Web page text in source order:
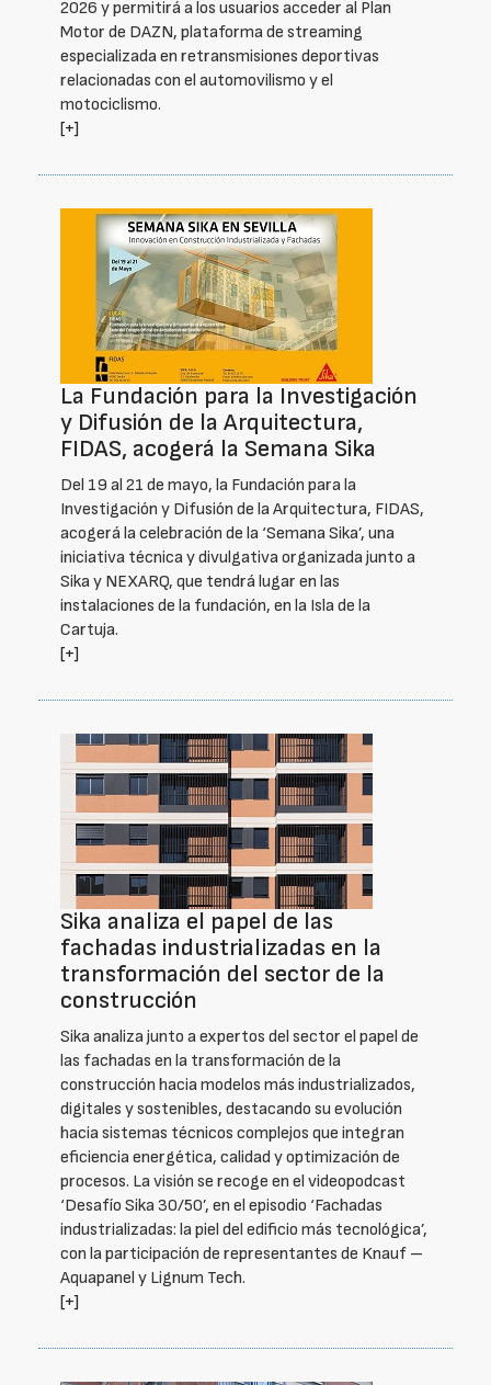
2026 y permitirá a los usuarios acceder al Plan
Motor de DAZN, plataforma de streaming
especializada en retransmisiones deportivas
relacionadas con el automovilismo y el
motociclismo.
[+]
La Fundación para la Investigación
y Difusión de la Arquitectura,
FIDAS, acogerá la Semana Sika
Del 19 al 21 de mayo, la Fundación para la
Investigación y Difusión de la Arquitectura, FIDAS,
acogerá la celebración de la ‘Semana Sika’, una
iniciativa técnica y divulgativa organizada junto a
Sika y NEXARQ, que tendrá lugar en las
instalaciones de la fundación, en la Isla de la
Cartuja.
[+]
Sika analiza el papel de las
fachadas industrializadas en la
transformación del sector de la
construcción
Sika analiza junto a expertos del sector el papel de
las fachadas en la transformación de la
construcción hacia modelos más industrializados,
digitales y sostenibles, destacando su evolución
hacia sistemas técnicos complejos que integran
eficiencia energética, calidad y optimización de
procesos. La visión se recoge en el videopodcast
‘Desafío Sika 30/50’, en el episodio ‘Fachadas
industrializadas: la piel del edificio más tecnológica’,
con la participación de representantes de Knauf –
Aquapanel y Lignum Tech.
[+]